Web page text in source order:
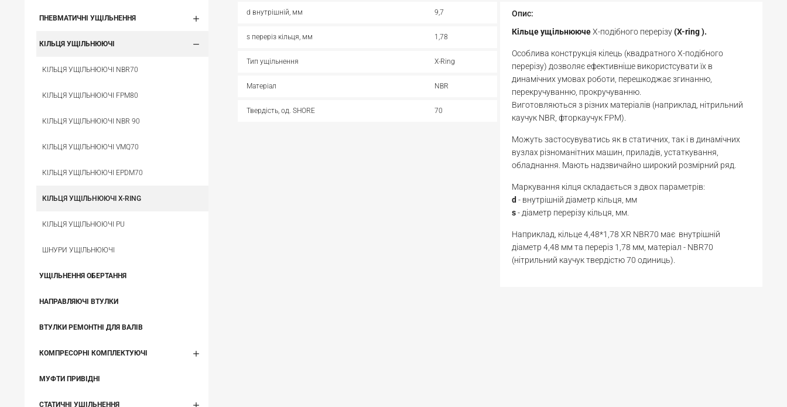
ПНЕВМАТИЧНІ УЩІЛЬНЕННЯ
КІЛЬЦЯ УЩІЛЬНЮЮЧІ
КІЛЬЦЯ УЩІЛЬНЮЮЧІ NBR70
КІЛЬЦЯ УЩІЛЬНЮЮЧІ FPM80
КІЛЬЦЯ УЩІЛЬНЮЮЧІ NBR 90
КІЛЬЦЯ УЩІЛЬНЮЮЧІ VMQ70
КІЛЬЦЯ УЩІЛЬНЮЮЧІ EPDM70
КІЛЬЦЯ УЩІЛЬНЮЮЧІ X-RING
КІЛЬЦЯ УЩІЛЬНЮЮЧІ PU
ШНУРИ УЩІЛЬНЮЮЧІ
УЩІЛЬНЕННЯ ОБЕРТАННЯ
НАПРАВЛЯЮЧІ ВТУЛКИ
ВТУЛКИ РЕМОНТНІ ДЛЯ ВАЛІВ
КОМПРЕСОРНІ КОМПЛЕКТУЮЧІ
МУФТИ ПРИВІДНІ
СТАТИЧНІ УШІЛЬНЕННЯ
d внутрішній, мм 9,7
s переріз кільця, мм 1,78
Тип ущільнення X-Ring
Матеріал NBR
Твердість, од. SHORE 70
Опис:
КільцеущільнюючеX-подібного перерізу(X-ring ).
Особлива конструкція кілець (квадратного Х-подібного
перерізу) дозволяє ефективніше використсувати їх в
динамічних умовах роботи, перешкоджає згинанню,
перекручуванню, прокручуванню.
Виготовляються з різних матеріалів (наприклад, нітрильний
каучук NBR, фторкаучук FPM).
Можуть застосувуватись як в статичних, так і в динамічних
вузлах різноманітних машин, приладів, устаткування,
обладнання. Мають надзвичайно широкий розмірний ряд.
Маркування кілця складається з двох параметрів:
d - внутрішній діаметр кільця, мм
s- діаметр перерізу кільця, мм.
Наприклад, кільце 4,48*1,78 XR NBR70 має внутрішній
діаметр 4,48 мм та переріз 1,78 мм, матеріал - NBR70
(нітрильний каучук твердістю 70 одиниць).